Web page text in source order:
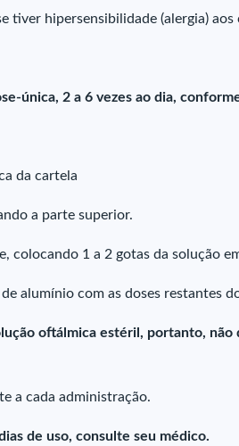
tiver hipersensibilidade (alergia)
única, 2 a 6 vezes ao dia,
da cartela
a parte superior.
colocando 1 a 2 gotas da solução
alumínio com as doses restantes
oftálmica estéril, portanto, não
a cada administração.
de uso, consulte seu médico.